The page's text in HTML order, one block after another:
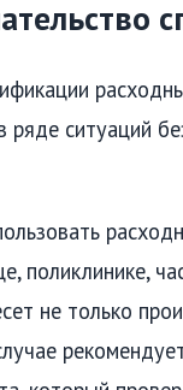
ряде ситуаций
поликлинике,
не только